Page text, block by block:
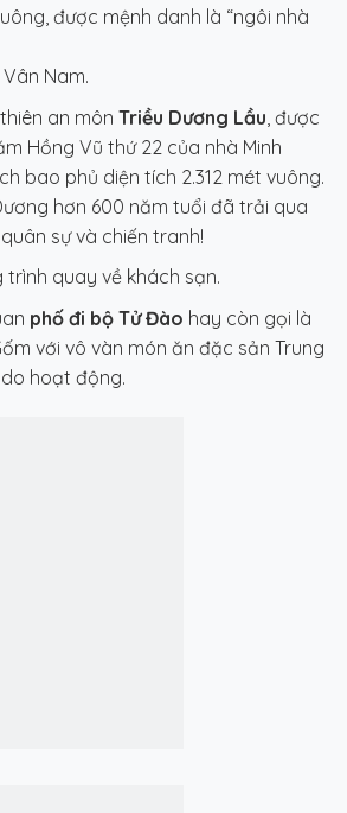
được mệnh danh là “ngôi nhà
Nam.
an môn Triều Dương Lầu , được
Hồng Vũ thứ 22 của nhà Minh
bao phủ diện tích 2.312 mét vuông.
hơn 600 năm tuổi đã trải qua
sự và chiến tranh!
quay về khách sạn.
phố đi bộ Tử Đào hay còn gọi là
với vô vàn món ăn đặc sản Trung
hoạt động.